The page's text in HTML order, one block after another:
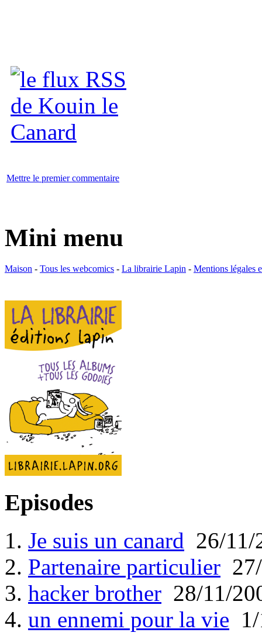
Mettre le premier commentaire
Mini menu
Maison - Tous les webcomics - La librairie Lapin - Mentions légales
Episodes
1. Je suis un canard 26/11/
2. Partenaire particulier
3. hacker brother 28/11/
4. un ennemi pour la vie